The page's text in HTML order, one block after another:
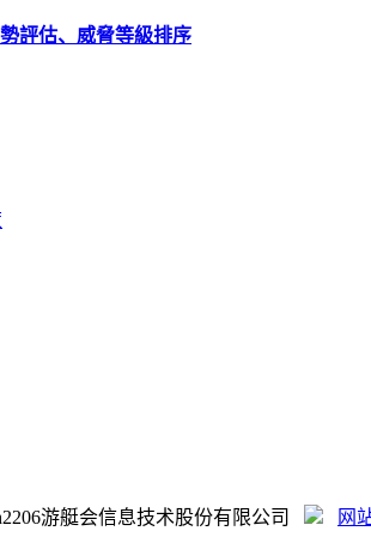
評估、威脅等級排序
游艇会信息技术股份有限公司 网